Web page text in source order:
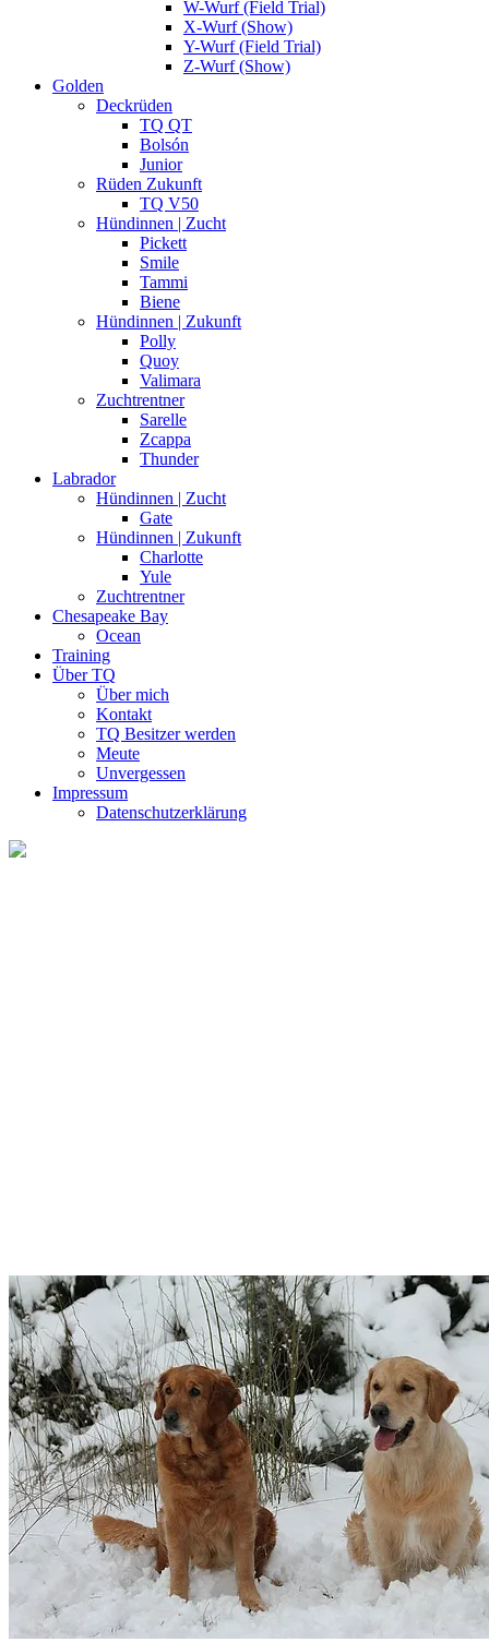
W-Wurf (Field Trial)
X-Wurf (Show)
Y-Wurf (Field Trial)
Z-Wurf (Show)
Golden
Deckrüden
TQ QT
Bolsón
Junior
Rüden Zukunft
TQ V50
Hündinnen | Zucht
Pickett
Smile
Tammi
Biene
Hündinnen | Zukunft
Polly
Quoy
Valimara
Zuchtrentner
Sarelle
Zcappa
Thunder
Labrador
Hündinnen | Zucht
Gate
Hündinnen | Zukunft
Charlotte
Yule
Zuchtrentner
Chesapeake Bay
Ocean
Training
Über TQ
Über mich
Kontakt
TQ Besitzer werden
Meute
Unvergessen
Impressum
Datenschutzerklärung